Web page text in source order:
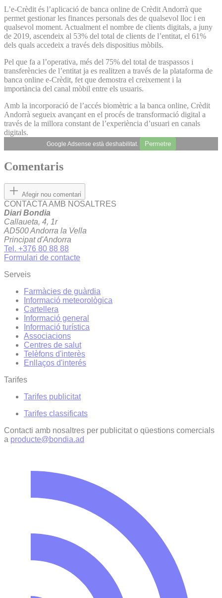
L’e-Crèdit és l’aplicació de banca online de Crèdit Andorrà que
permet gestionar les finances personals des de qualsevol lloc i en
qualsevol moment. Actualment el nombre de clients digitals, a juny
de 2019, ascendeix al 53% del total de clients de l’entitat, el 61%
dels quals accedeix a través dels dispositius mòbils.
Pel que fa a l’operativa, més del 75% del total de traspassos i
transferències de l’entitat ja es realitzen a través de la plataforma de
banca online e-Crèdit, fet que demostra el creixement i la
importància del canal mòbil entre els usuaris.
Amb la incorporació de l’accés biomètric a la banca online, Crèdit
Andorrà segueix avançant en el procés de transformació digital a
través de la millora constant de l’experiència d’usuari en canals
digitals.
Google Adsense està deshabilitat. Permetre
Comentaris
Afegir nou comentari
CONTACTA AMB NOSALTRES
Diari Bondia
Callaueta, 4, 1r
AD500 Andorra la Vella
Principat d'Andorra
Tel. +376 80 88 88
Formulari de contacte
Serveis
Farmàcies de guàrdia
Informació meteorològica
Cartellera
Informació general
Informació turística
Associacions
Centres de salut
Telèfons d'interès
Enllaços d'interés
Tarifes
Tarifes publicitat
Tarifes classificats
Contacti amb nosaltres per publicitat o qüestions comercials
a producte@bondia.ad